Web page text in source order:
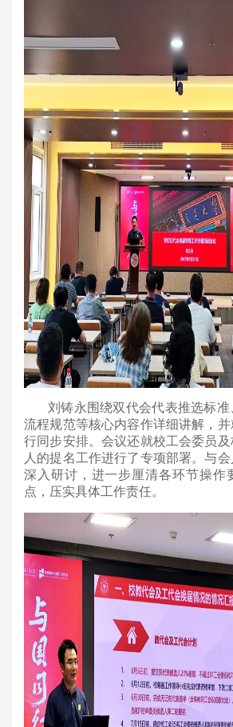
刘铸永围绕双代会代表推选标准
流程规范等核心内容作详细讲解，
行同步安排。会议还就校工会委员
人的提名工作进行了专项部署。与
深入研讨，进一步厘清各环节操作
点，压实具体工作责任。